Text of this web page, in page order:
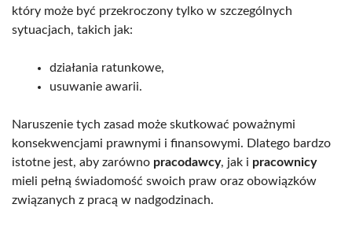
który może być przekroczony tylko w szczególnych
sytuacjach, takich jak:
działania ratunkowe,
usuwanie awarii.
Naruszenie tych zasad może skutkować poważnymi
konsekwencjami prawnymi i finansowymi. Dlatego bardzo
istotne jest, aby zarówno pracodawcy, jak i pracownicy
mieli pełną świadomość swoich praw oraz obowiązków
związanych z pracą w nadgodzinach.